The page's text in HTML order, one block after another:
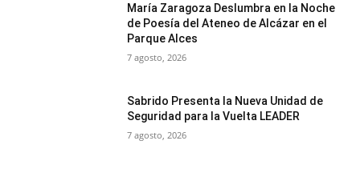
María Zaragoza Deslumbra en la Noche
de Poesía del Ateneo de Alcázar en el
Parque Alces
7 agosto, 2026
Sabrido Presenta la Nueva Unidad de
Seguridad para la Vuelta LEADER
7 agosto, 2026